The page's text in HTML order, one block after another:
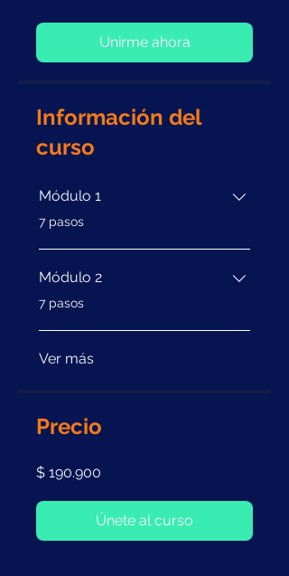
Unirme ahora
Información del
curso
Módulo 1
.7 pasos
Módulo 2
.7 pasos
Ver más
Precio
$ 190.900
Únete al curso